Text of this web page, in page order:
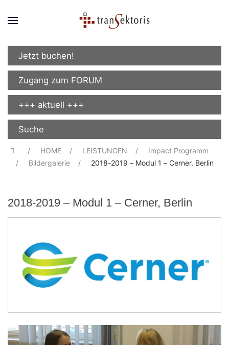
Jetzt buchen!
Zugang zum FORUM
+++ aktuell +++
Suche
HOME LEISTUNGEN
Impact Programm
Bildergalerie
2018-2019 – Modul 1 – Cerner, Berlin
2018-2019 – Modul 1 – Cerner, Berlin